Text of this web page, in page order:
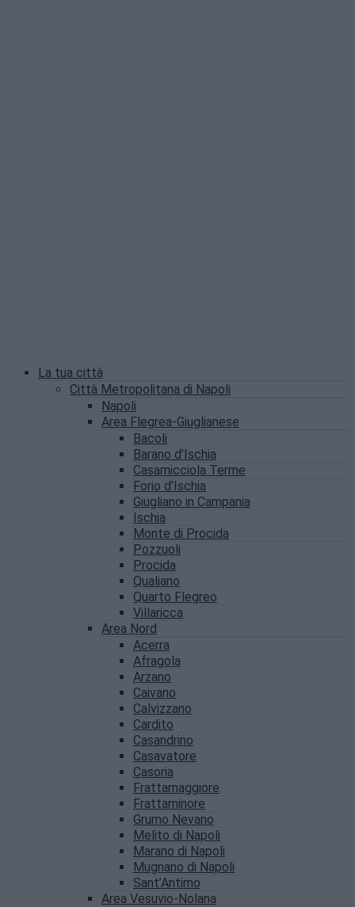
La tua città
Città Metropolitana di Napoli
Napoli
Area Flegrea-Giuglianese
Bacoli
Barano d’Ischia
Casamicciola Terme
Forio d’Ischia
Giugliano in Campania
Ischia
Monte di Procida
Pozzuoli
Procida
Qualiano
Quarto Flegreo
Villaricca
Area Nord
Acerra
Afragola
Arzano
Caivano
Calvizzano
Cardito
Casandrino
Casavatore
Casoria
Frattamaggiore
Frattaminore
Grumo Nevano
Melito di Napoli
Marano di Napoli
Mugnano di Napoli
Sant’Antimo
Area Vesuvio-Nolana